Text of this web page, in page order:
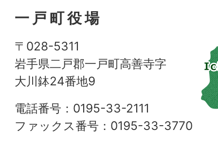
一戸町役場
〒028-5311
岩手県二戸郡一戸町高善寺字
大川鉢24番地9
電話番号：0195-33-2111
ファックス番号：0195-33-3770